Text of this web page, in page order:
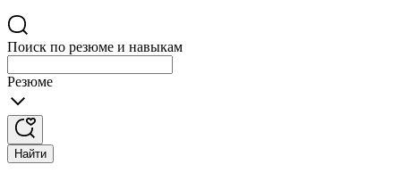
Поиск по резюме и навыкам
Резюме
Найти